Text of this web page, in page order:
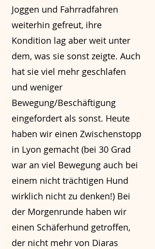
Joggen und Fahrradfahren
weiterhin gefreut, ihre
Kondition lag aber weit unter
dem, was sie sonst zeigte. Auch
hat sie viel mehr geschlafen
und weniger
Bewegung/Beschäftigung
eingefordert als sonst. Heute
haben wir einen Zwischenstopp
in Lyon gemacht (bei 30 Grad
war an viel Bewegung auch bei
einem nicht trächtigen Hund
wirklich nicht zu denken!) Bei
der Morgenrunde haben wir
einen Schäferhund getroffen,
der nicht mehr von Diaras